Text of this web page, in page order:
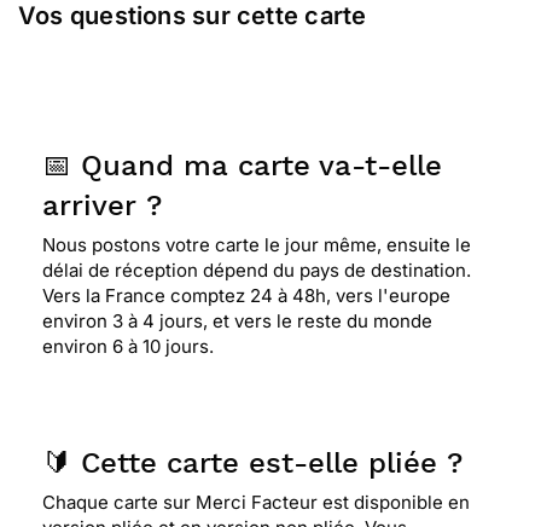
Vos questions sur cette carte
📅 Quand ma carte va-t-elle
arriver ?
Nous postons votre carte le jour même, ensuite le
délai de réception dépend du pays de destination.
Vers la France comptez 24 à 48h, vers l'europe
environ 3 à 4 jours, et vers le reste du monde
environ 6 à 10 jours.
🔰 Cette carte est-elle pliée ?
Chaque carte sur Merci Facteur est disponible en